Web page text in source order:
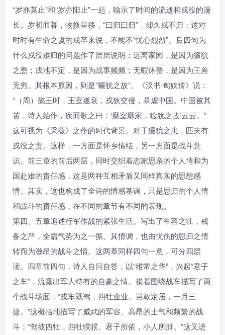
“岁亦莫止”和“岁亦阳止”一起，喻示了时间的流逝和戍役的漫
长。岁初而暮，物换星移，“曰归曰归”，却久戍不归；这对
时时有生命之虞的戍卒来说，不能不“忧心烈烈”。后四句为
什么戍役难归的问题作了层层说明：远离家园，是因为玁狁
之患；戍地不定，是因为战事频频；无暇休整，是因为王差
无穷。其根本原因，则是“玁狁之故”。《汉书·匈奴传》说：
“（周）懿王时，王室遂衰，戎狄交侵，暴虐中国。中国被其
苦，诗人始作，疾而歌之曰：‘靡室靡家，猃狁之故’云云。”
这可视为《采薇》之作的时代背景。对于玁狁之患，匹夫有
戍役之责。这样，一方面是怀乡情结，另一方面是战斗意
识。前三章的前后两层，同时交织着恋家思亲的个人情和为
国赴难的责任感，这是两种互相矛盾又同样真实的思想感
情。其实，这也构成了全诗的情感基调，只是思归的个人情
和战斗的责任感，在不同的章节有不同的表现。
第四、五章追述行军作战的紧张生活。写出了军容之壮，戒
备之严，全篇气势为之一振。其情调，也由忧伤的思归之情
转而为激昂的战斗之情。这两章同样四句一意，可分四层
读。四章前四句，诗人自问自答，以“维常之华”，兴起“君子
之车”，流露出军人特有的自豪之情。接着围绕战车描写了两
个战斗场面：“戎车既驾，四牡业业。岂敢定居，一月三
捷。”这概括地描写了威武的军容、高昂的士气和频繁的战
斗；“驾彼四牡，四牡骙骙。君子所依，小人所腓。”这又进